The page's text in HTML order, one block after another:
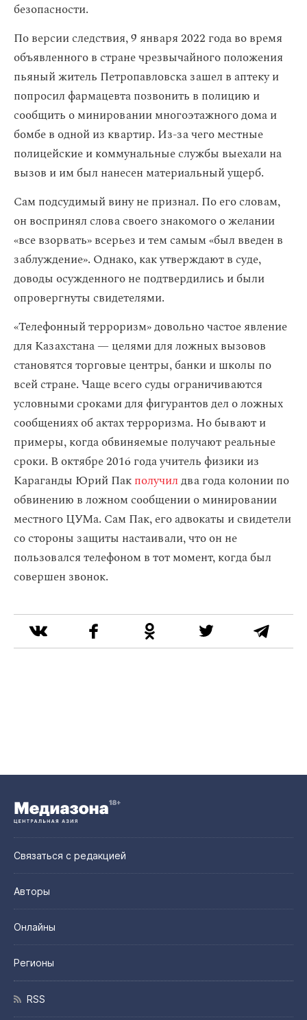
безопасности.
По версии следствия, 9 января 2022 года во время
объявленного в стране чрезвычайного положения
пьяный житель Петропавловска зашел в аптеку и
попросил фармацевта позвонить в полицию и
сообщить о минировании многоэтажного дома и
бомбе в одной из квартир. Из-за чего местные
полицейские и коммунальные службы выехали на
вызов и им был нанесен материальный ущерб.
Сам подсудимый вину не признал. По его словам,
он воспринял слова своего знакомого о желании
«все взорвать» всерьез и тем самым «был введен в
заблуждение». Однако, как утверждают в суде,
доводы осужденного не подтвердились и были
опровергнуты свидетелями.
«Телефонный терроризм» довольно частое явление
для Казахстана — целями для ложных вызовов
становятся торговые центры, банки и школы по
всей стране. Чаще всего суды ограничиваются
условными сроками для фигурантов дел о ложных
сообщениях об актах терроризма. Но бывают и
примеры, когда обвиняемые получают реальные
сроки. В октябре 2016 года учитель физики из
Караганды Юрий Пакполучилдва года колонии по
обвинению в ложном сообщении о минировании
местного ЦУМа. Сам Пак, его адвокаты и свидетели
со стороны защиты настаивали, что он не
пользовался телефоном в тот момент, когда был
совершен звонок.
Связаться с редакцией
Авторы
Онлайны
Регионы
RSS